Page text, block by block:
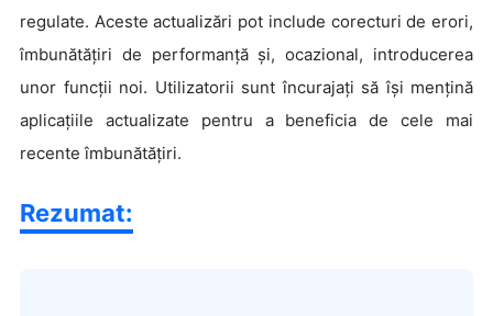
regulate. Aceste actualizări pot include corecturi de erori,
îmbunătățiri de performanță și, ocazional, introducerea
unor funcții noi. Utilizatorii sunt încurajați să își mențină
aplicațiile actualizate pentru a beneficia de cele mai
recente îmbunătățiri.
Rezumat: